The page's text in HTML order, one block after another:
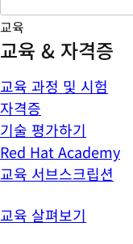
교육
교육 & 자격증
교육 과정 및 시험
자격증
기술 평가하기
Red Hat Academy
교육 서브스크립션
교육 살펴보기